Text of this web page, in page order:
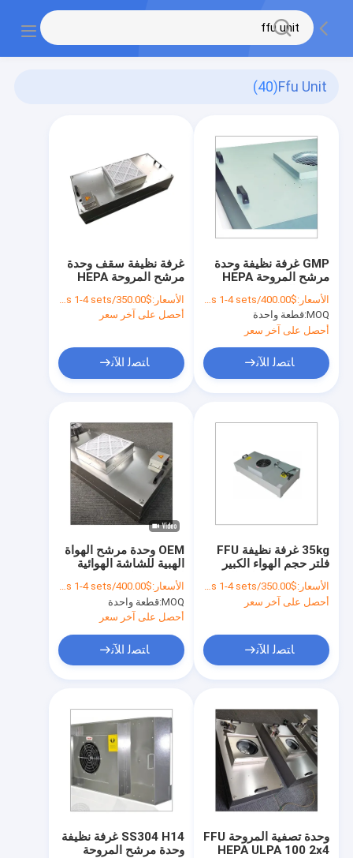
Ffu Unit
(40)
غرفة نظيفة سقف وحدة
مرشح المروحة HEPA
لتصفية الهواء
الأسعار:$350.00/sets 1-4 sets
أحصل على آخر سعر
ﺎﺘﺼﻟ ﺍﻶﻧ
GMP غرفة نظيفة وحدة
مرشح المروحة HEPA
مرشح المروحة الصناعية
1PHASE
الأسعار:$400.00/sets 1-4 sets
MOQ: قطعة واحدة
أحصل على آخر سعر
ﺎﺘﺼﻟ ﺍﻶﻧ
OEM وحدة مرشح الهواة
الهبية للشاشة الهوائية
للمستشفيات
الأسعار:$400.00/sets 1-4 sets
MOQ: قطعة واحدة
أحصل على آخر سعر
ﺎﺘﺼﻟ ﺍﻶﻧ
35kg غرفة نظيفة FFU
فلتر حجم الهواء الكبير
للفنادق
الأسعار:$350.00/sets 1-4 sets
أحصل على آخر سعر
ﺎﺘﺼﻟ ﺍﻶﻧ
SS304 H14 غرفة نظيفة
وحدة مرشح المروحة
وحدة تصفية المروحة FFU
HEPA ULPA 100 2x4